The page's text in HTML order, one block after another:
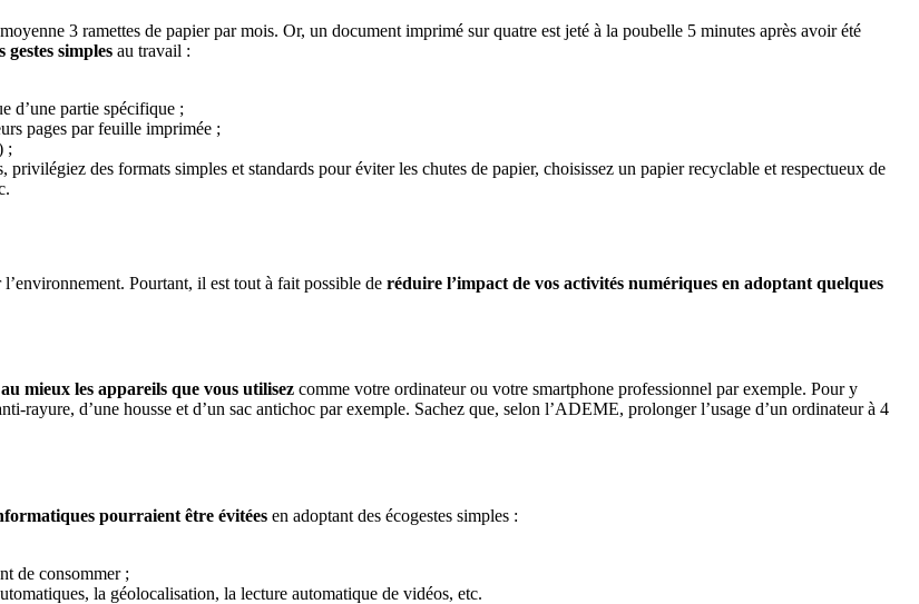
3 ramettes de papier par mois. Or, un document imprimé sur quatre est jeté à la poubelle 5 minutes après avoir été
gestes simples au travail :
d’une partie spécifique ;
pages par feuille imprimée ;
;
des formats simples et standards pour éviter les chutes de papier, choisissez un papier recyclable et respectueux de
Pourtant, il est tout à fait possible de réduire l’impact de vos activités numériques en adoptant quelques
mieux les appareils que vous utilisez comme votre ordinateur ou votre smartphone professionnel par exemple. Pour y
rayure, d’une housse et d’un sac antichoc par exemple. Sachez que, selon l’ADEME, prolonger l’usage d’un ordinateur à 4
pourraient être évitées en adoptant des écogestes simples :
de consommer ;
la géolocalisation, la lecture automatique de vidéos, etc.